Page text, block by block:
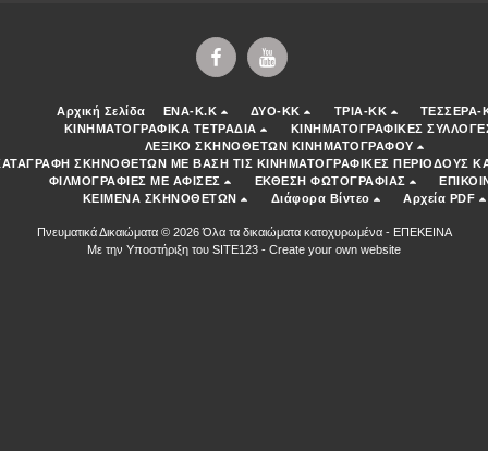
Αρχική Σελίδα ENA-K.K ΔΥΟ-ΚΚ ΤΡΙΑ-ΚΚ
ΤΕΣΣΕΡΑ-
ΚΙΝΗΜΑΤΟΓΡΑΦΙΚΑ ΤΕΤΡΑΔΙΑ
ΚΙΝΗΜΑΤΟΓΡΑΦΙΚΕΣ
ΛΕΞΙΚΟ ΣΚΗΝΟΘΕΤΩΝ ΚΙΝΗΜΑΤΟΓΡΑΦΟΥ
ΣΚΗΝΟΘΕΤΩΝ ΜΕ ΒΑΣΗ ΤΙΣ ΚΙΝΗΜΑΤΟΓΡΑΦΙΚΕΣ ΠΕΡΙΟΔΟΥΣ
ΦΙΛΜΟΓΡΑΦΙΕΣ ΜΕ ΑΦΙΣΕΣ
ΕΚΘΕΣΗ ΦΩΤΟΓΡΑΦΙΑΣ
ΚΕΙΜΕΝΑ ΣΚΗΝΟΘΕΤΩΝ
Διάφορα Βίντεο Αρχεία PDF
Πνευματικά Δικαιώματα © 2026 Όλα τα δικαιώματα κατοχυρωμένα - ΕΠΕΚΕΙΝΑ
Με την Υποστήριξη του SITE123 - Create your own website